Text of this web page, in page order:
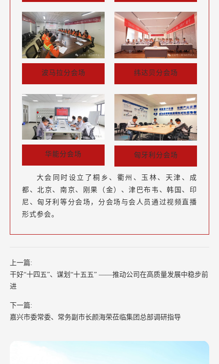
波马拉分会场 纬达贝分会场
华能分会场 匈牙利分会场
大会同时设立了桐乡、衢州、玉林、天津、成
都、北京、南京、刚果（金）、津巴布韦、韩国、印
尼、匈牙利等分会场，分会场与会人员通过视频直播
形式参会。
上一篇:
干好“十四五”、谋划“十五五” ——推动公司在高质量发展中稳步前
进
下一篇:
嘉兴市委常委、常务副市长颜海荣莅临集团总部调研指导